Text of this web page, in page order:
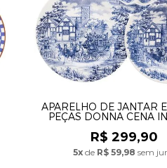
APARELHO DE JANTAR
PEÇAS DONNA CENA
R$ 299,90
5xde R$ 59,98 sem